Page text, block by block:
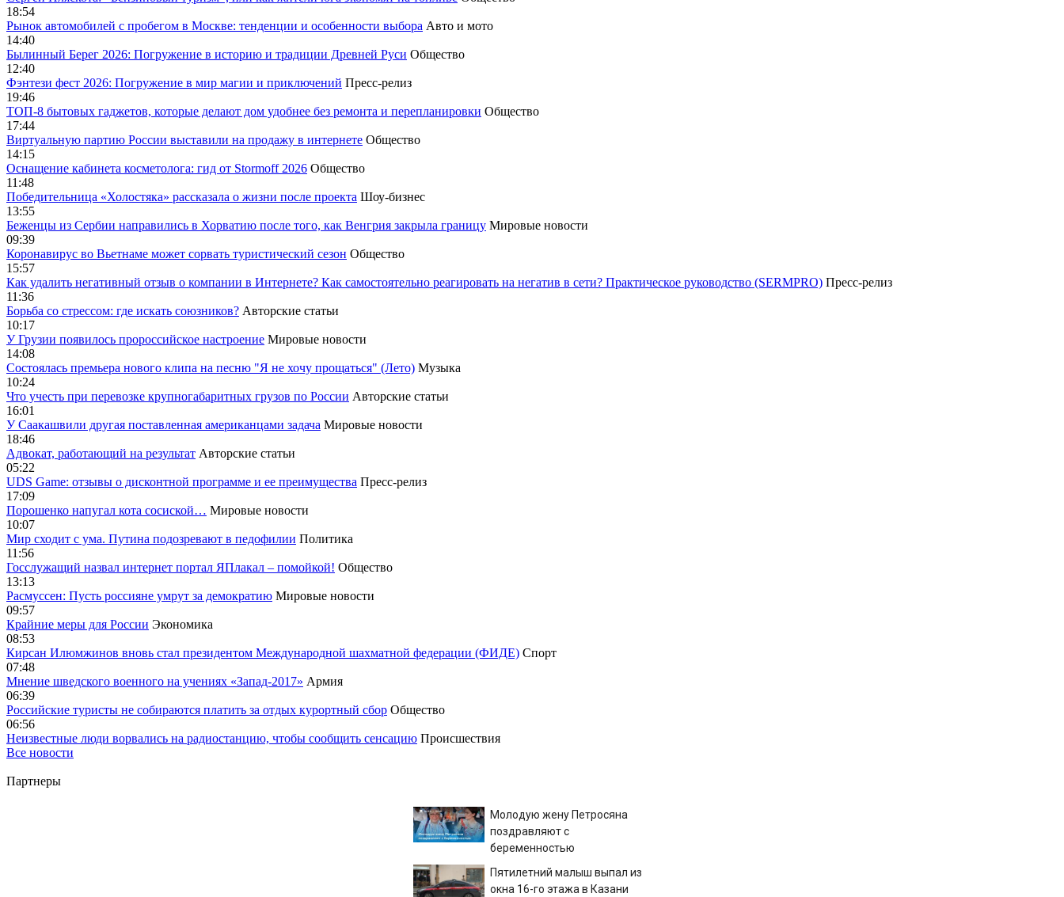
18:54
Рынок автомобилей с пробегом в Москве: тенденции и особенности выбора Авто и мото
14:40
Былинный Берег 2026: Погружение в историю и традиции Древней Руси Общество
12:40
Фэнтези фест 2026: Погружение в мир магии и приключений Пресс-релиз
19:46
ТОП-8 бытовых гаджетов, которые делают дом удобнее без ремонта и перепланировки Общество
17:44
Виртуальную партию России выставили на продажу в интернете Общество
14:15
Оснащение кабинета косметолога: гид от Stormoff 2026 Общество
11:48
Победительница «Холостяка» рассказала о жизни после проекта Шоу-бизнес
13:55
Беженцы из Сербии направились в Хорватию после того, как Венгрия закрыла границу Мировые новости
09:39
Коронавирус во Вьетнаме может сорвать туристический сезон Общество
15:57
Как удалить негативный отзыв о компании в Интернете? Как самостоятельно реагировать на негатив в сети? Практическое руководство (SERMPRO) Пресс-релиз
11:36
Борьба со стрессом: где искать союзников? Авторские статьи
10:17
У Грузии появилось пророссийское настроение Мировые новости
14:08
Cостоялась премьера нового клипа на песню "Я не хочу прощаться" (Лето) Музыка
10:24
Что учесть при перевозке крупногабаритных грузов по России Авторские статьи
16:01
У Саакашвили другая поставленная американцами задача Мировые новости
18:46
Адвокат, работающий на результат Авторские статьи
05:22
UDS Game: отзывы о дисконтной программе и ее преимущества Пресс-релиз
17:09
Порошенко напугал кота сосиской… Мировые новости
10:07
Мир сходит с ума. Путина подозревают в педофилии Политика
11:56
Госслужащий назвал интернет портал ЯПлакал – помойкой! Общество
13:13
Расмуссен: Пусть россияне умрут за демократию Мировые новости
09:57
Крайние меры для России Экономика
08:53
Кирсан Илюмжинов вновь стал президентом Международной шахматной федерации (ФИДЕ) Спорт
07:48
Мнение шведского военного на учениях «Запад-2017» Армия
06:39
Российские туристы не собираются платить за отдых курортный сбор Общество
06:56
Неизвестные люди ворвались на радиостанцию, чтобы сообщить сенсацию Происшествия
Все новости
Партнеры
Молодую жену Петросяна
поздравляют с
беременностью
Пятилетний малыш выпал из
окна 16-го этажа в Казани